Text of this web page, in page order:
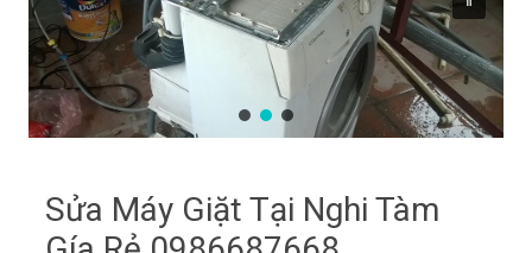
Sửa Máy Giặt Tại Nghi Tàm